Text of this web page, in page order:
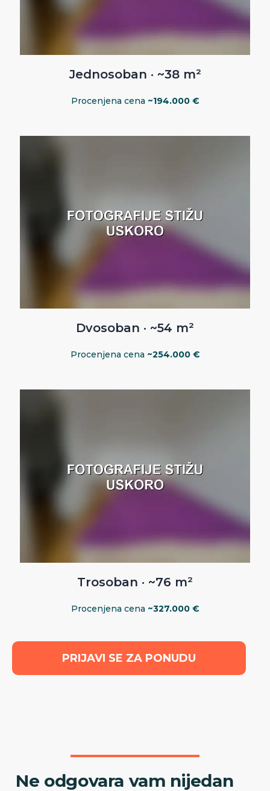
Jednosoban · ~38 m²
Procenjena cena ~194.000 €
Dvosoban · ~54 m²
Procenjena cena ~254.000 €
Trosoban · ~76 m²
Procenjena cena ~327.000 €
PRIJAVI SE ZA PONUDU
Ne odgovara vam nijedan